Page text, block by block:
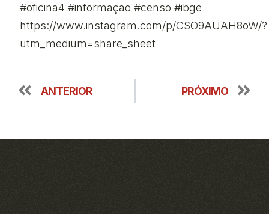
#oficina4 #informação #censo #ibge
https://www.instagram.com/p/CSO9AUAH8oW/?
utm_medium=share_sheet
ANTERIOR PRÓXIMO